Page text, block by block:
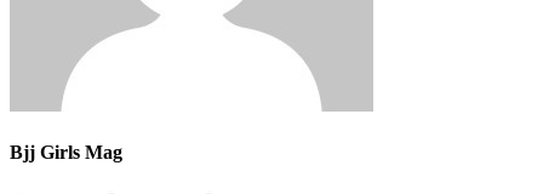
Bjj Girls Mag